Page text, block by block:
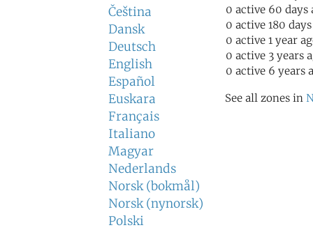
Čeština
Dansk
Deutsch
English
Español
Euskara
Français
Italiano
Magyar
Nederlands
Norsk (bokmål)
Norsk (nynorsk)
Polski
0 active 60 days
0 active 180
0 active 1 year
0 active 3 years
0 active 6 years
See all zones in